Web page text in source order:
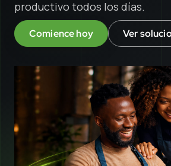
productivo todos los días.
Comience hoy Ver